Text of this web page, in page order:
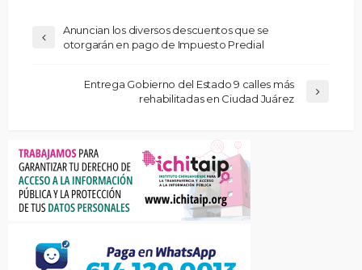
Anuncian los diversos descuentos que se
otorgarán en pago de Impuesto Predial
Entrega Gobierno del Estado 9 calles más
rehabilitadas en Ciudad Juárez